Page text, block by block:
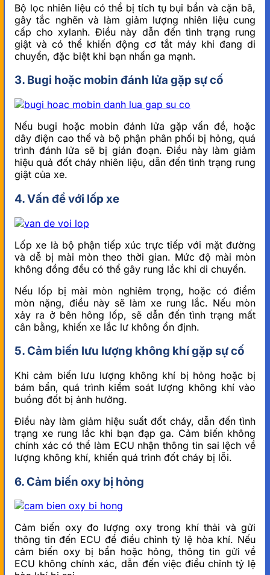
Bộ lọc nhiên liệu có thể bị tích tụ bụi bẩn và cặn bã,
gây tắc nghẽn và làm giảm lượng nhiên liệu cung
cấp cho xylanh. Điều này dẫn đến tình trạng rung
giật và có thể khiến động cơ tắt máy khi đang di
chuyển, đặc biệt khi bạn nhấn ga mạnh.
3. Bugi hoặc mobin đánh lửa gặp sự cố
Nếu bugi hoặc mobin đánh lửa gặp vấn đề, hoặc
dây điện cao thế và bộ phận phân phối bị hỏng, quá
trình đánh lửa sẽ bị gián đoạn. Điều này làm giảm
hiệu quả đốt cháy nhiên liệu, dẫn đến tình trạng rung
giật của xe.
4. Vấn đề với lốp xe
Lốp xe là bộ phận tiếp xúc trực tiếp với mặt đường
và dễ bị mài mòn theo thời gian. Mức độ mài mòn
không đồng đều có thể gây rung lắc khi di chuyển.
Nếu lốp bị mài mòn nghiêm trọng, hoặc có điểm
mòn nặng, điều này sẽ làm xe rung lắc. Nếu mòn
xảy ra ở bên hông lốp, sẽ dẫn đến tình trạng mất
cân bằng, khiến xe lắc lư không ổn định.
5. Cảm biến lưu lượng không khí gặp sự cố
Khi cảm biến lưu lượng không khí bị hỏng hoặc bị
bám bẩn, quá trình kiểm soát lượng không khí vào
buồng đốt bị ảnh hưởng.
Điều này làm giảm hiệu suất đốt cháy, dẫn đến tình
trạng xe rung lắc khi bạn đạp ga. Cảm biến không
chính xác có thể làm ECU nhận thông tin sai lệch về
lượng không khí, khiến quá trình đốt cháy bị lỗi.
6. Cảm biến oxy bị hỏng
Cảm biến oxy đo lượng oxy trong khí thải và gửi
thông tin đến ECU để điều chỉnh tỷ lệ hòa khí. Nếu
cảm biến oxy bị bẩn hoặc hỏng, thông tin gửi về
ECU không chính xác, dẫn đến việc điều chỉnh tỷ lệ